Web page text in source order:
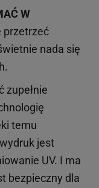
W
przetrzeć
nada się
zupełnie
temu
jest
UV. I ma
bezpieczny dla